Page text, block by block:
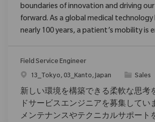
boundaries of innovation and driving
forward. As a global medical technology
nearly 100 years, a patient’s mobility is
Field Service Engineer
Location
13_Tokyo, 03_Kanto, Japan Category
Sales
新しい環境を構築できる柔軟な思考
ドサービスエンジニアを募集してい
メンテナンスやテクニカルサポート